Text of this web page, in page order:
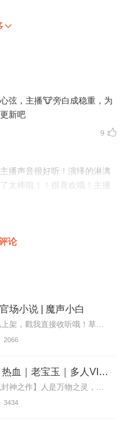
弦，主播🐮旁白成稳重，为
新吧
9
播声音很好听！演绎的淋漓
太棒啦！！很喜欢哦！主播
太棒啦！！主播们继续加油
论
场小说 | 魔声小白
小白新书《仕途多娇》已上架，戳我直接收听哦！草根出身的黄海川是一名苦逼的小公务员，女友是江城副市长千金，来自普通家庭的黄海川被女友的父母棒打鸳鸯，四年大学恋情告...
2066
蛊真人｜大爱仙尊｜热血｜老宝玉｜多人VIP免费有声剧
内容简介【黑暗文反派流封神之作】人是万物之灵，蛊是天地真精。一个穿越者不断重生的故事。一个养蛊、炼蛊、用蛊的奇特世界。配音组（男角色）老宝玉旁白...
3434